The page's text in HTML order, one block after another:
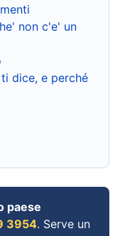
non c'e' un
dice, e perché
paese
3954. Serve un